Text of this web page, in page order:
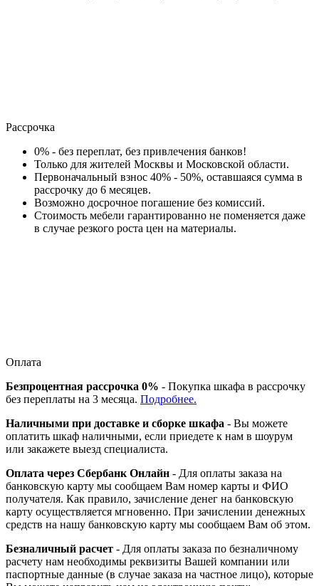
Рассрочка
0% - без переплат, без привлечения банков!
Только для жителей Москвы и Московской области.
Первоначальный взнос 40% - 50%, оставшаяся сумма в
рассрочку до 6 месяцев.
Возможно досрочное погашение без комиссий.
Стоимость мебели гарантированно не поменяется даже
в случае резкого роста цен на материалы.
Оплата
Безпроцентная рассрочка 0% - Покупка шкафа в рассрочку
без переплаты на 3 месяца. Подробнее.
Наличными при доставке и сборке шкафа - Вы можете
оплатить шкаф наличными, если приедете к нам в шоурум
или закажете выезд специалиста.
Оплата через Сбербанк Онлайн - Для оплаты заказа на
банковскую карту мы сообщаем Вам номер карты и ФИО
получателя. Как правило, зачисление денег на банковскую
карту осуществляется мгновенно. При зачислении денежных
средств на нашу банковскую карту мы сообщаем Вам об этом.
Безналичный расчет - Для оплаты заказа по безналичному
расчету нам необходимы реквизиты Вашей компании или
паспортные данные (в случае заказа на частное лицо), которые